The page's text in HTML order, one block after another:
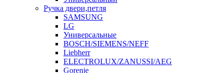
Ручка двери,петля
SAMSUNG
LG
Универсальные
BOSCH/SIEMENS/NEFF
Liebherr
ELECTROLUX/ZANUSSI/AEG
Gorenje